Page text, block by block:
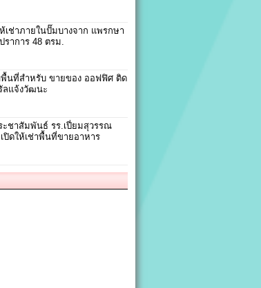
เช่าภายในปั๊มบางจาก แพรกษา
ราการ 48 ตรม.
พื้นที่สำหรับ ขายของ ออฟฟิศ ติด
ลแจ้งวัฒนะ
ะชาสัมพันธ์ รร.เปี่ยมสุวรรณ
ปิดให้เช่าพื้นที่ขายอาหาร